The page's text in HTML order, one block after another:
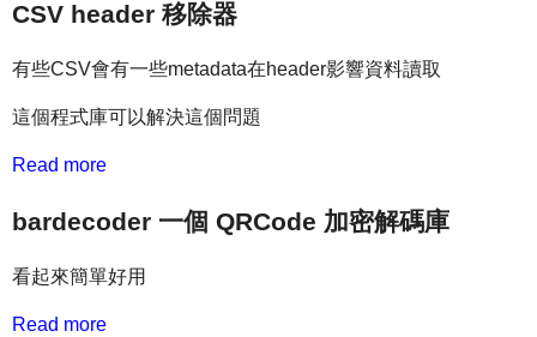
CSV header 移除器
有些CSV會有一些metadata在header影響資料讀取
這個程式庫可以解決這個問題
Read more
bardecoder 一個 QRCode 加密解碼庫
看起來簡單好用
Read more